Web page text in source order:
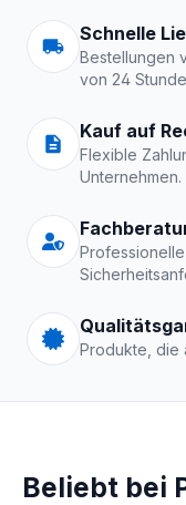
Schnelle
Bestellungen
von 24
Kauf auf
Flexible
Unternehmen.
Produkte, die
Beliebt bei